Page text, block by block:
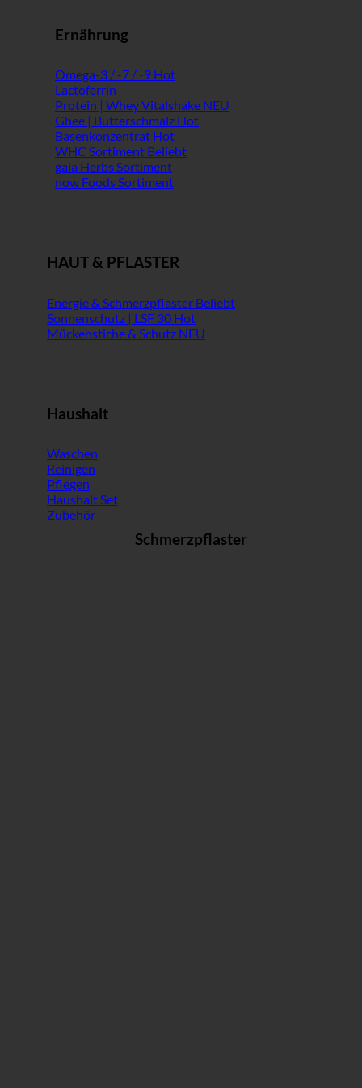
Ernährung
Omega-3 / -7 / -9
Lactoferrin
Protein | Whey Vitalshake
Ghee | Butterschmalz
Basenkonzentrat
WHC Sortiment
gaia Herbs Sortiment
now Foods Sortiment
HAUT & PFLASTER
Energie & Schmerzpflaster
Sonnenschutz | LSF 30
Mückenstiche & Schutz
Haushalt
Waschen
Reinigen
Pflegen
Haushalt Set
Zubehör
Schmerzpflaster